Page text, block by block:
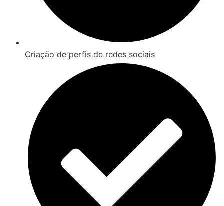
Criação de perfis de redes sociais